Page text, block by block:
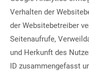
Verhalten der
der Websitebetreiber
Seitenaufrufe,
und Herkunft des
ID zusammengefasst